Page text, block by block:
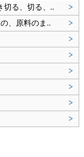
切る、切る、..
>
、原料のま..
>
>
>
>
>
>
>